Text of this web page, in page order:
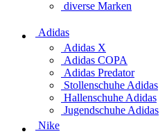
diverse Marken
Adidas
Adidas X
Adidas COPA
Adidas Predator
Stollenschuhe Adidas
Hallenschuhe Adidas
Jugendschuhe Adidas
Nike